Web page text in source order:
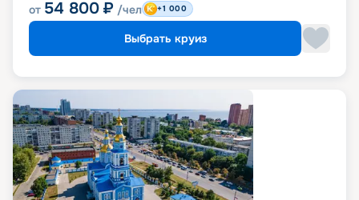
от 54 800 ₽ /чел +1 000
Выбрать круиз